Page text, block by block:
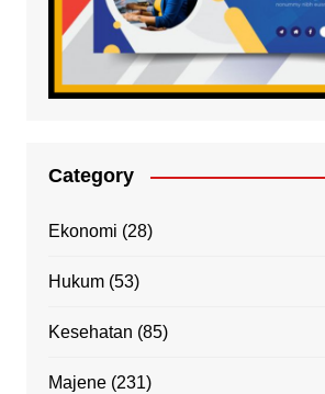
Category
Ekonomi (28)
Hukum(53)
Kesehatan (85)
Majene(231)